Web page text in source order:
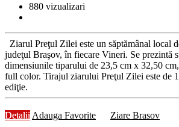
880 vizualizari
Ziarul Preţul Zilei este un săptămânal local
judeţul Braşov, în fiecare Vineri. Se prezintă
dimensiunile tiparului de 23,5 cm x 32,50
full color. Tirajul ziarului Preţul Zilei este de
ediţie.
Detalii Adauga Favorite Ziare Brasov